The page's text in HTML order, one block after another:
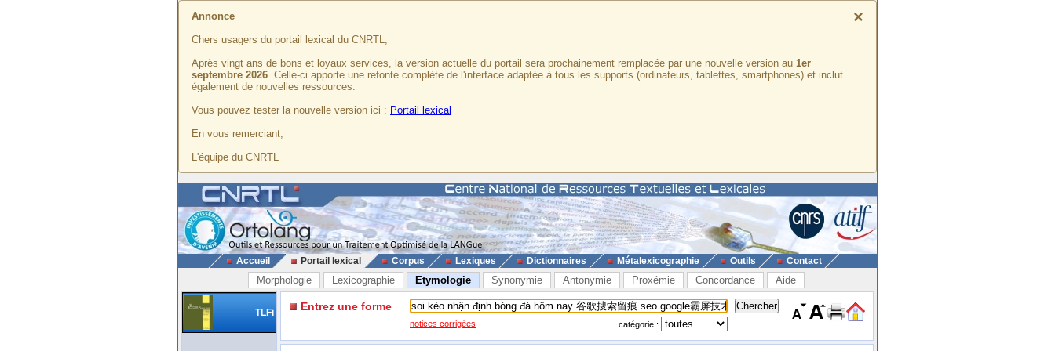
×
Annonce
Chers usagers du portail lexical du CNRTL,
Après vingt ans de bons et loyaux services, la version actuelle du portail sera prochainement remplacée par une nouvelle version au 1er
septembre 2026. Celle-ci apporte une refonte complète de l'interface adaptée à tous les supports (ordinateurs, tablettes, smartphones) et inclut
également de nouvelles ressources.
Vous pouvez tester la nouvelle version ici : Portail lexical
En vous remerciant,
L'équipe du CNRTL
Accueil Portail lexical Corpus Lexiques Dictionnaires Métalexicographie Outils Contact
Morphologie Lexicographie Etymologie Synonymie Antonymie Proxémie Concordance Aide
TLFi Entrez une forme
notices corrigées catégorie :